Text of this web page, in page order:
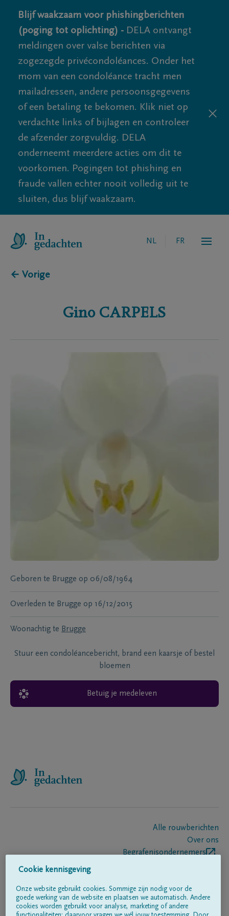
Blijf waakzaam voor phishingberichten
(poging tot oplichting) - DELA ontvangt
meldingen over valse berichten via
zogezegde privécondoléances. Onder het
mom van een condoléance tracht men
mailadressen, andere persoonsgegevens
of een betaling te bekomen. Klik niet op
verdachte links of bijlagen en controleer
de afzender zorgvuldig. DELA
onderneemt meerdere acties om dit te
voorkomen. Pogingen tot phishing en
fraude vallen echter nooit volledig uit te
sluiten, dus blijf waakzaam.
NL FR
← Vorige
Gino CARPELS
Geboren te Brugge op 06/08/1964
Overleden te Brugge op 16/12/2015
Woonachtig te Brugge
Stuur een condoléancebericht, brand een kaarsje of bestel
bloemen
Betuig je medeleven
Alle rouwberichten
Over ons
Begrafenisondernemers
Volg ons op
Cookie kennisgeving
Onze website gebruikt cookies. Sommige zijn nodig voor de
goede werking van de website en plaatsen we automatisch. Andere
cookies worden gebruikt voor analyse, marketing of andere